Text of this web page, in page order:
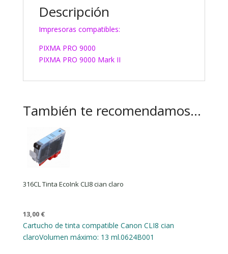
Descripción
Impresoras compatibles:
PIXMA PRO 9000
PIXMA PRO 9000 Mark II
También te recomendamos…
316CL Tinta EcoInk CLI8 cian claro
13,00 €
Cartucho de tinta compatible Canon CLI8 cian
claroVolumen máximo: 13 ml.0624B001